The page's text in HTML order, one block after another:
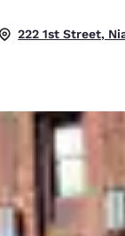
222 1st Street,